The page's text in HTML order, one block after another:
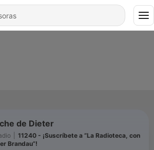
de Dieter
11240 - ¡Suscríbete a “La Radioteca, con
Brandau”!